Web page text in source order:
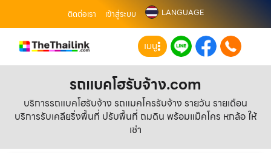
ติดต่อเรา เข้าสู่ระบบ LANGUAGE
เมนู
รถแบคโฮรับจ้าง.com
บริการรถแบคโฮรับจ้าง รถแมคโครรับจ้าง รายวัน รายเดือน
บริการรับเคลียริ่งพื้นที่ ปรับพื้นที่ ถมดิน พร้อมแม็คโคร หกล้อ ให้
เช่า